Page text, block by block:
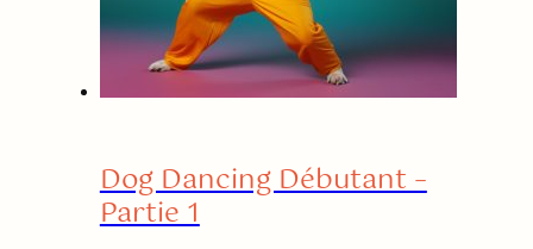
Dog Dancing Débutant –
Partie 1